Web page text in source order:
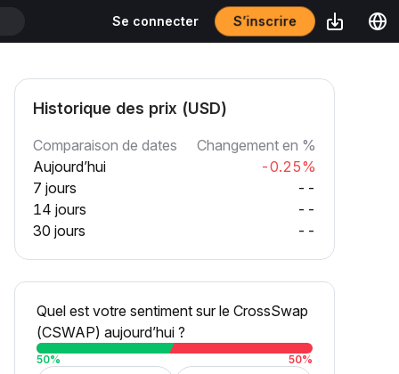
Se connecter S’inscrire
Historique des prix (USD)
Comparaison de dates
Changement en %
Aujourd’hui
-0.25%
7 jours
--
14 jours
--
30 jours
--
Quel est votre sentiment sur le CrossSwap
(CSWAP) aujourd’hui ?
50% 50%